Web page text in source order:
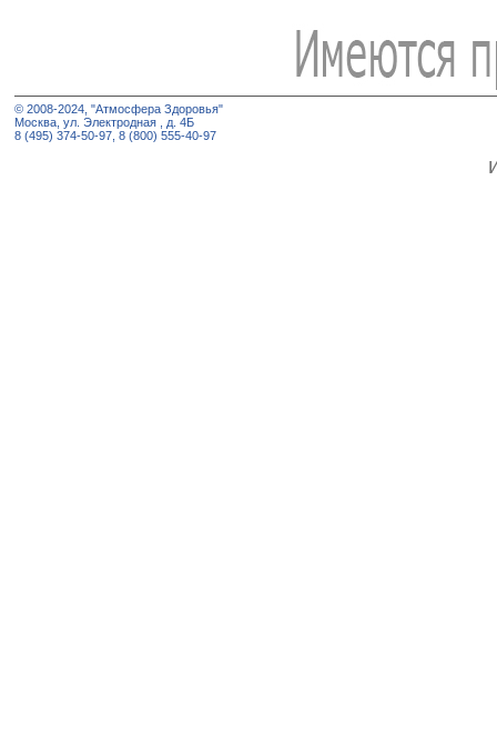
© 2008-2024, "Атмосфера Здоровья"
Москва, ул. Электродная , д. 4Б
8 (495) 374-50-97, 8 (800) 555-40-97